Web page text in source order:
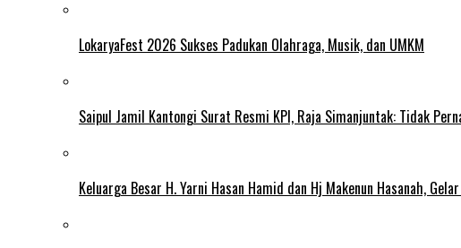
LokaryaFest 2026 Sukses Padukan Olahraga, Musik, dan UMKM
Saipul Jamil Kantongi Surat Resmi KPI, Raja Simanjuntak: Tidak
Keluarga Besar H. Yarni Hasan Hamid dan Hj Makenun Hasanah,